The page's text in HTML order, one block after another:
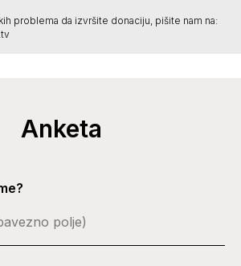
problema da izvršite donaciju, pišite nam na:
Anketa